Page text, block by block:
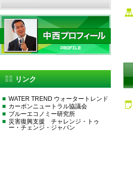
リンク
WATER TREND ウォータートレンド
カーボンニュートラル協議会
ブルーエコノミー研究所
災害復興支援 チャレンジ・トゥ
ー・チェンジ・ジャパン